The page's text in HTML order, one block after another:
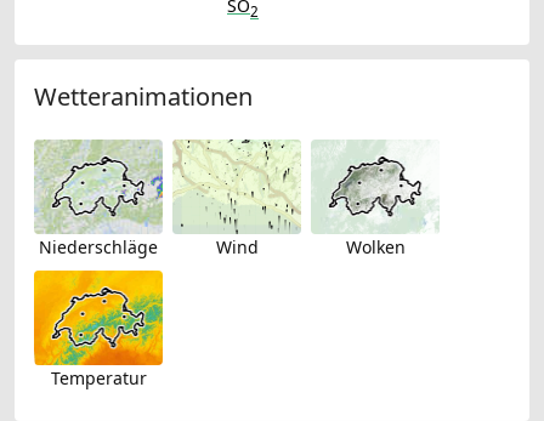
SO2
Wetteranimationen
Niederschläge Wind Wolken
Temperatur